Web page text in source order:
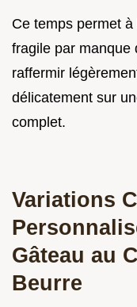
Ce temps permet
fragile par manque
raffermir
délicatement sur
complet.
Variations
Gâteau au
Beurre